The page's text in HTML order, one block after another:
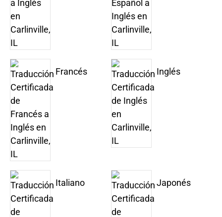
Francés Inglés
Italiano Japonés